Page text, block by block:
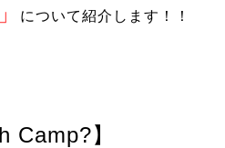
について紹介します！！
Camp?】